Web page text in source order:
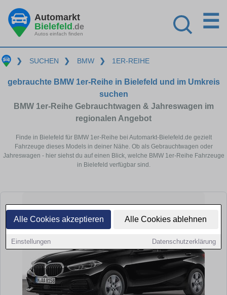
Alle Cookies akzeptieren Alle Cookies ablehnen
Einstellungen Datenschutzerklärung
Automarkt
Bielefeld.de
Autos einfach finden
☰
❯ SUCHEN ❯ BMW ❯ 1ER-REIHE
gebrauchte BMW 1er-Reihe in Bielefeld und im Umkreis
suchen
BMW 1er-Reihe Gebrauchtwagen & Jahreswagen im
regionalen Angebot
Finde in Bielefeld für BMW 1er-Reihe bei Automarkt-Bielefeld.de gezielt
Fahrzeuge dieses Models in deiner Nähe. Ob als Gebrauchtwagen oder
Jahreswagen - hier siehst du auf einen Blick, welche BMW 1er-Reihe Fahrzeuge
in Bielefeld verfügbar sind.